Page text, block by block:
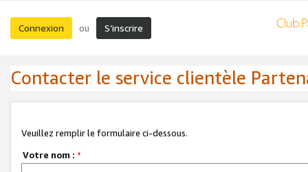
Connexion ou S’inscrire
Contacter le service clientèle
Veuillez remplir le formulaire ci-dessous.
Votre nom : *